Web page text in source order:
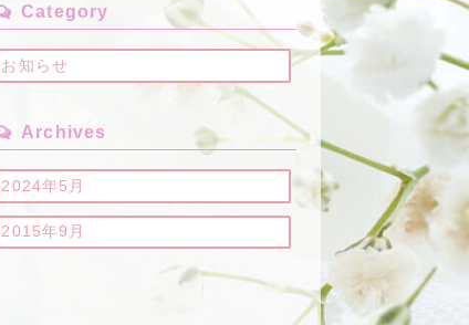
Category
お知らせ
Archives
2024年5月
2015年9月